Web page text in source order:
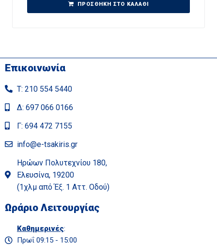
ΠΡΟΣΘΉΚΗ ΣΤΟ ΚΑΛΆΘΙ
Επικοινωνία
Τ: 210 554 5440
Δ: 697 066 0166
Γ: 694 472 7155
info@e-tsakiris.gr
Ηρώων Πολυτεχνίου 180,
Ελευσίνα, 19200
(1χλμ από Έξ. 1 Αττ. Οδού)
Ωράριο Λειτουργίας
Καθημερινές:
Πρωΐ 09:15 - 15:00